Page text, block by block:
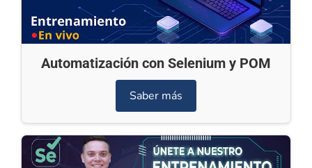
Automatización con Selenium y POM
Saber más